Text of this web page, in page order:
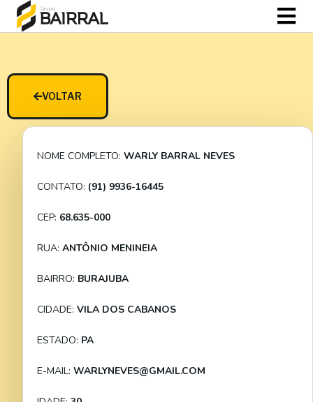
VOLTAR
NOME COMPLETO: WARLY BARRAL NEVES
CONTATO: (91) 9936-16445
CEP: 68.635-000
RUA: ANTÔNIO MENINEIA
BAIRRO: BURAJUBA
CIDADE: VILA DOS CABANOS
ESTADO: PA
E-MAIL: WARLYNEVES@GMAIL.COM